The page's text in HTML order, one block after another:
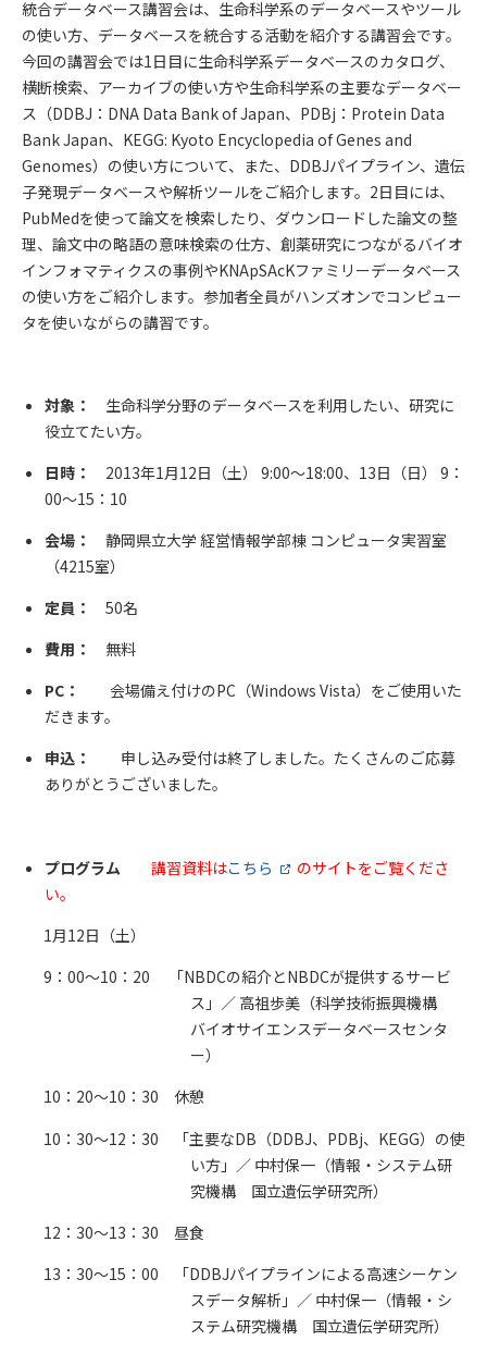
統合データベース講習会は、生命科学系のデータベースやツール
の使い方、データベースを統合する活動を紹介する講習会です。
今回の講習会では1日目に生命科学系データベースのカタログ、
横断検索、アーカイブの使い方や生命科学系の主要なデータベー
ス（DDBJ：DNA Data Bank of Japan、PDBj：Protein Data
Bank Japan、KEGG: Kyoto Encyclopedia of Genes and
Genomes）の使い方について、また、DDBJパイプライン、遺伝
子発現データベースや解析ツールをご紹介します。2日目には、
PubMedを使って論文を検索したり、ダウンロードした論文の整
理、論文中の略語の意味検索の仕方、創薬研究につながるバイオ
インフォマティクスの事例やKNApSAcKファミリーデータベース
の使い方をご紹介します。参加者全員がハンズオンでコンピュー
タを使いながらの講習です。
対象：
生命科学分野のデータベースを利用したい、研究に
役立てたい方。
日時：
2013年1月12日（土） 9:00～18:00、13日（日） 9：
00～15：10
会場：
静岡県立大学 経営情報学部棟 コンピュータ実習室
（4215室）
定員：
50名
費用：
無料
PC：
会場備え付けのPC（Windows Vista）をご使用いた
だきます。
申込：
申し込み受付は終了しました。たくさんのご応募
ありがとうございました。
プログラム 講習資料はこちら
のサイトをご覧くださ
い。
1月12日（土）
9：00～10：20 「NBDCの紹介とNBDCが提供するサービ
ス」／ 高祖歩美（科学技術振興機構
バイオサイエンスデータベースセンタ
ー）
10：20～10：30 休憩
10：30～12：30 「主要なDB（DDBJ、PDBj、KEGG）の使
い方」／ 中村保一（情報・システム研
究機構 国立遺伝学研究所）
12：30～13：30 昼食
13：30～15：00 「DDBJパイプラインによる高速シーケン
スデータ解析」／ 中村保一（情報・シ
ステム研究機構 国立遺伝学研究所）